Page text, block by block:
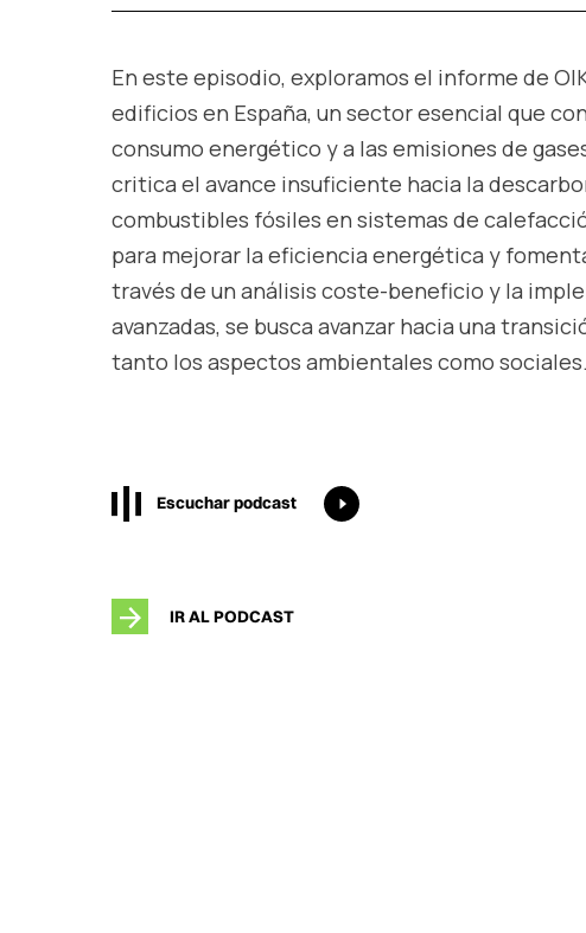
En este episodio, exploramos el informe de
edificios en España, un sector esencial que
consumo energético y a las emisiones de
critica el avance insuficiente hacia la
combustibles fósiles en sistemas de
para mejorar la eficiencia energética y
través de un análisis coste-beneficio y la
avanzadas, se busca avanzar hacia una
tanto los aspectos ambientales como sociales.
Escuchar podcast
IR AL PODCAST